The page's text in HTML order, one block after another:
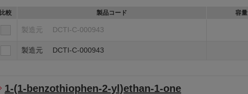
比較 製品コード 容量
製造元 DCTI-C-000943
製造元 DCTI-C-000943
1-(1-benzothiophen-2-yl)ethan-1-one